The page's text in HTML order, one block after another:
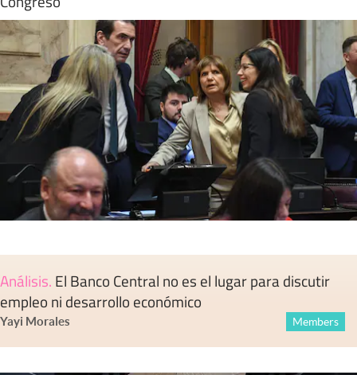
Análisis. El Banco Central no es el lugar para discutir
empleo ni desarrollo económico
Yayi Morales Members